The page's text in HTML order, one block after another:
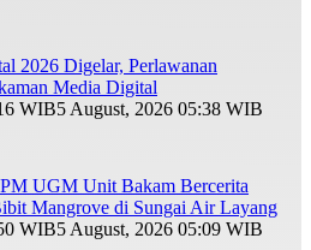
2026 Digelar, Perlawanan
Media Digital
WIB5 August, 2026 05:38 WIB
UGM Unit Bakam Bercerita
Mangrove di Sungai Air Layang
WIB5 August, 2026 05:09 WIB